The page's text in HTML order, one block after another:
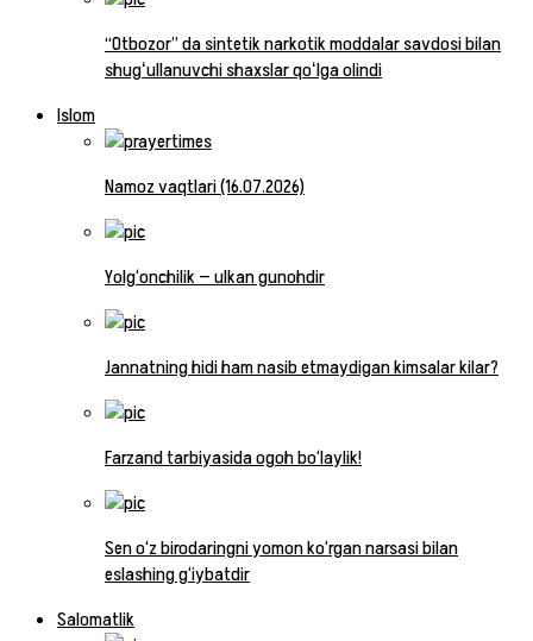
“Otbozor” da sintetik narkotik moddalar savdosi bilan
shugʻullanuvchi shaxslar qoʻlga olindi
Islom
Namoz vaqtlari (16.07.2026)
Yolg‘onchilik — ulkan gunohdir
Jannatning hidi ham nasib etmaydigan kimsalar kilar?
Farzand tarbiyasida ogoh bo‘laylik!
Sen o‘z birodaringni yomon ko‘rgan narsasi bilan
eslashing g‘iybatdir
Salomatlik